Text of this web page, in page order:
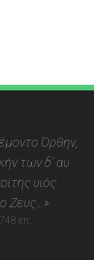
Όρθην,
των δ’ αυ
υιός
Ζευς…»
επ.